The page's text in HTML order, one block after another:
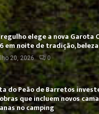
elege a nova Garota
em noite de tradição,
20, 2026 0
do Peão de Barretos
que incluem novos
no camping